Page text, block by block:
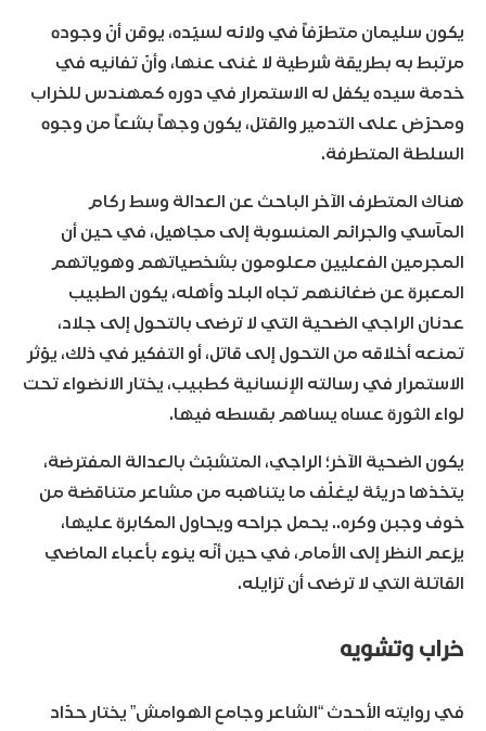
يكون سليمان متطرّفاً في ولائه لسيّده، يوقن أنّ وجوده
مرتبط به بطريقة شرطية لا غنى عنها، وأنّ تفانيه في
خدمة سيده يكفل له الاستمرار في دوره كمهندس للخراب
ومحرّض على التدمير والقتل، يكون وجهاً بشعاً من وجوه
السلطة المتطرفة.
هناك المتطرف الآخر الباحث عن العدالة وسط ركام
المآسي والجرائم المنسوبة إلى مجاهيل، في حين أن
المجرمين الفعليين معلومون بشخصياتهم وهوياتهم
المعبرة عن ضغائنهم تجاه البلد وأهله، يكون الطبيب
عدنان الراجي الضحية التي لا ترضى بالتحول إلى جلاد،
تمنعه أخلاقه من التحول إلى قاتل، أو التفكير في ذلك، يؤثر
الاستمرار في رسالته الإنسانية كطبيب، يختار الانضواء تحت
لواء الثورة عساه يساهم بقسطه فيها.
يكون الضحية الآخر؛ الراجي، المتشبّث بالعدالة المفترضة،
يتخذها دريئة ليغلّف ما يتناهبه من مشاعر متناقضة من
خوف وجبن وكره.. يحمل جراحه ويحاول المكابرة عليها،
يزعم النظر إلى الأمام، في حين أنّه ينوء بأعباء الماضي
القاتلة التي لا ترضى أن تزايله.
خراب وتشويه
في روايته الأحدث “الشاعر وجامع الهوامش” يختار حدّاد